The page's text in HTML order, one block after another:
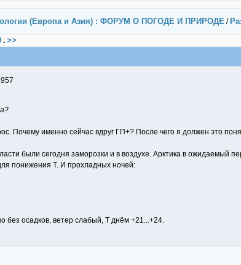
(Европа и Азия) : ФОРУМ О ПОГОДЕ И ПРИРОДЕ /
. >>
Почему именно сейчас вдруг ГП+? После чего я должен это
были сегодня заморозки и в воздухе. Арктика в
понижения Т. И прохладных ночей:
осадков, ветер слабый, Т днём +21...+24.